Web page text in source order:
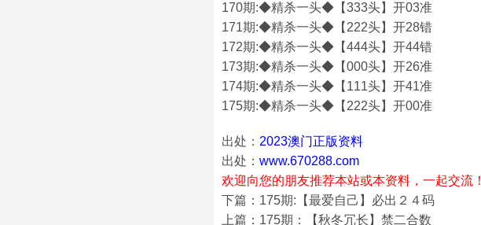
170期:◆精杀一头◆【333头】开03准
171期:◆精杀一头◆【222头】开28错
172期:◆精杀一头◆【444头】开44错
173期:◆精杀一头◆【000头】开26准
174期:◆精杀一头◆【111头】开41准
175期:◆精杀一头◆【222头】开00准
出处： 2023澳门正版资料
出处： www.670288.com
欢迎向您的朋友推荐本站或本资料，一起交流！
下篇：175期:【最爱自己】必出２４码
上篇：175期：【秋冬冗长】禁二合数